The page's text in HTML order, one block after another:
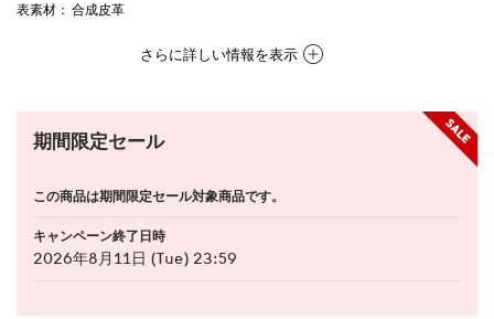
表素材 ： 合成皮革
さらに詳しい情報を表示
期間限定セール
この商品は期間限定セール対象商品です。
キャンペーン終了日時
2026年8月11日 (Tue) 23:59